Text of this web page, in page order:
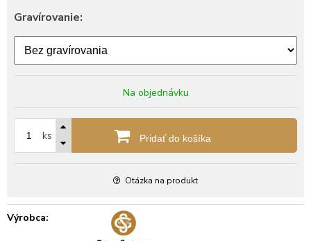
Gravírovanie:
Na objednávku
ks Pridať do košíka
Otázka na produkt
Výrobca: